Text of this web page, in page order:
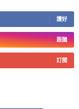
讚好
跟隨
訂閱